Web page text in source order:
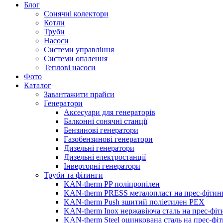
Блог
Сонячні колектори
Котли
Труби
Насоси
Системи управління
Системи опалення
Теплові насоси
Фото
Каталог
Завантажити прайси
Генератори
Аксесуари для генераторів
Балконні сонячні станції
Бензинові генератори
Газобензинові генератори
Дизельні генератори
Дизельні електростанції
Інверторні генератори
Труби та фітинги
KAN-therm PP поліпропілен
KAN-therm PRESS металопласт на прес-
KAN-therm Push зшитий поліетилен PEX
KAN-therm Inox нержавіюча сталь на прес-
KAN-therm Steel оцинкована сталь на прес-